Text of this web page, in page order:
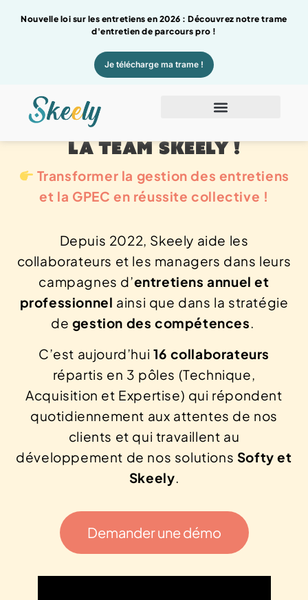
Nouvelle loi sur les entretiens en 2026 : Découvrez notre trame
d'entretien de parcours pro !
Je télécharge ma trame !
LA TEAM SKEELY !
Transformer la gestion des entretiens
et la GPEC en réussite collective !
Depuis 2022, Skeely aide les
collaborateurs et les managers dans leurs
campagnes d’entretiens annuel et
professionnel ainsi que dans la stratégie
de gestion des compétences.
C’est aujourd’hui 16 collaborateurs
répartis en 3 pôles (Technique,
Acquisition et Expertise) qui répondent
quotidiennement aux attentes de nos
clients et qui travaillent au
développement de nos solutions Softy et
Skeely.
Demander une démo